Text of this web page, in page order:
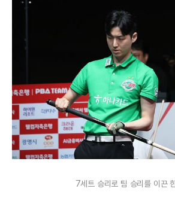
7세트 승리로 팀 승리를 이끈